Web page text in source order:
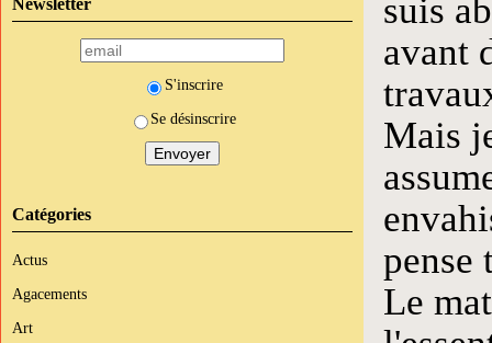
S'inscrire
Se désinscrire
Catégories
Actus
Agacements
Art
suis
avant
Mais
pense
Le